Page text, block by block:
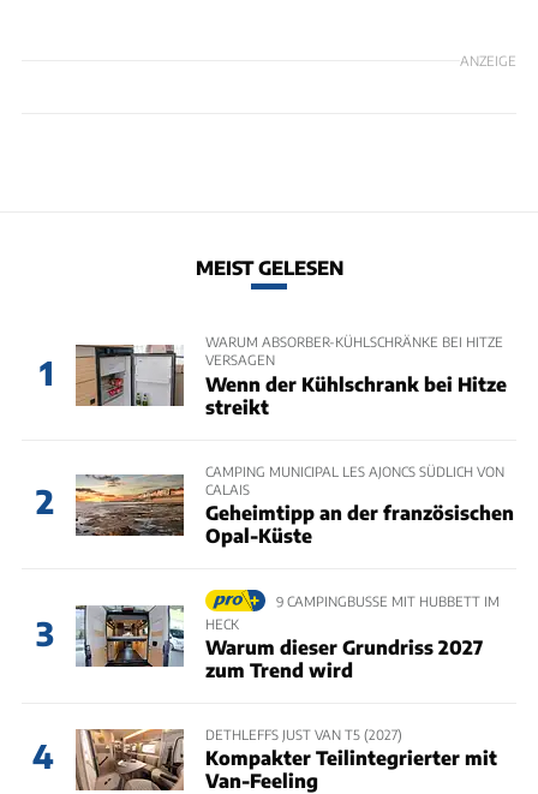
ANZEIGE
MEIST GELESEN
1
WARUM ABSORBER-KÜHLSCHRÄNKE BEI HITZE
VERSAGEN
Wenn der Kühlschrank bei Hitze
streikt
2
CAMPING MUNICIPAL LES AJONCS SÜDLICH VON
CALAIS
Geheimtipp an der französischen
Opal-Küste
3
9 CAMPINGBUSSE MIT HUBBETT IM
HECK
Warum dieser Grundriss 2027
zum Trend wird
4
DETHLEFFS JUST VAN T5 (2027)
Kompakter Teilintegrierter mit
Van-Feeling